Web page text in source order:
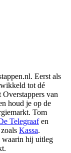
Eerst als
tot dé
van
houd je op de
Tom
Telegraafen
Kassa.
waarin hij uitleg